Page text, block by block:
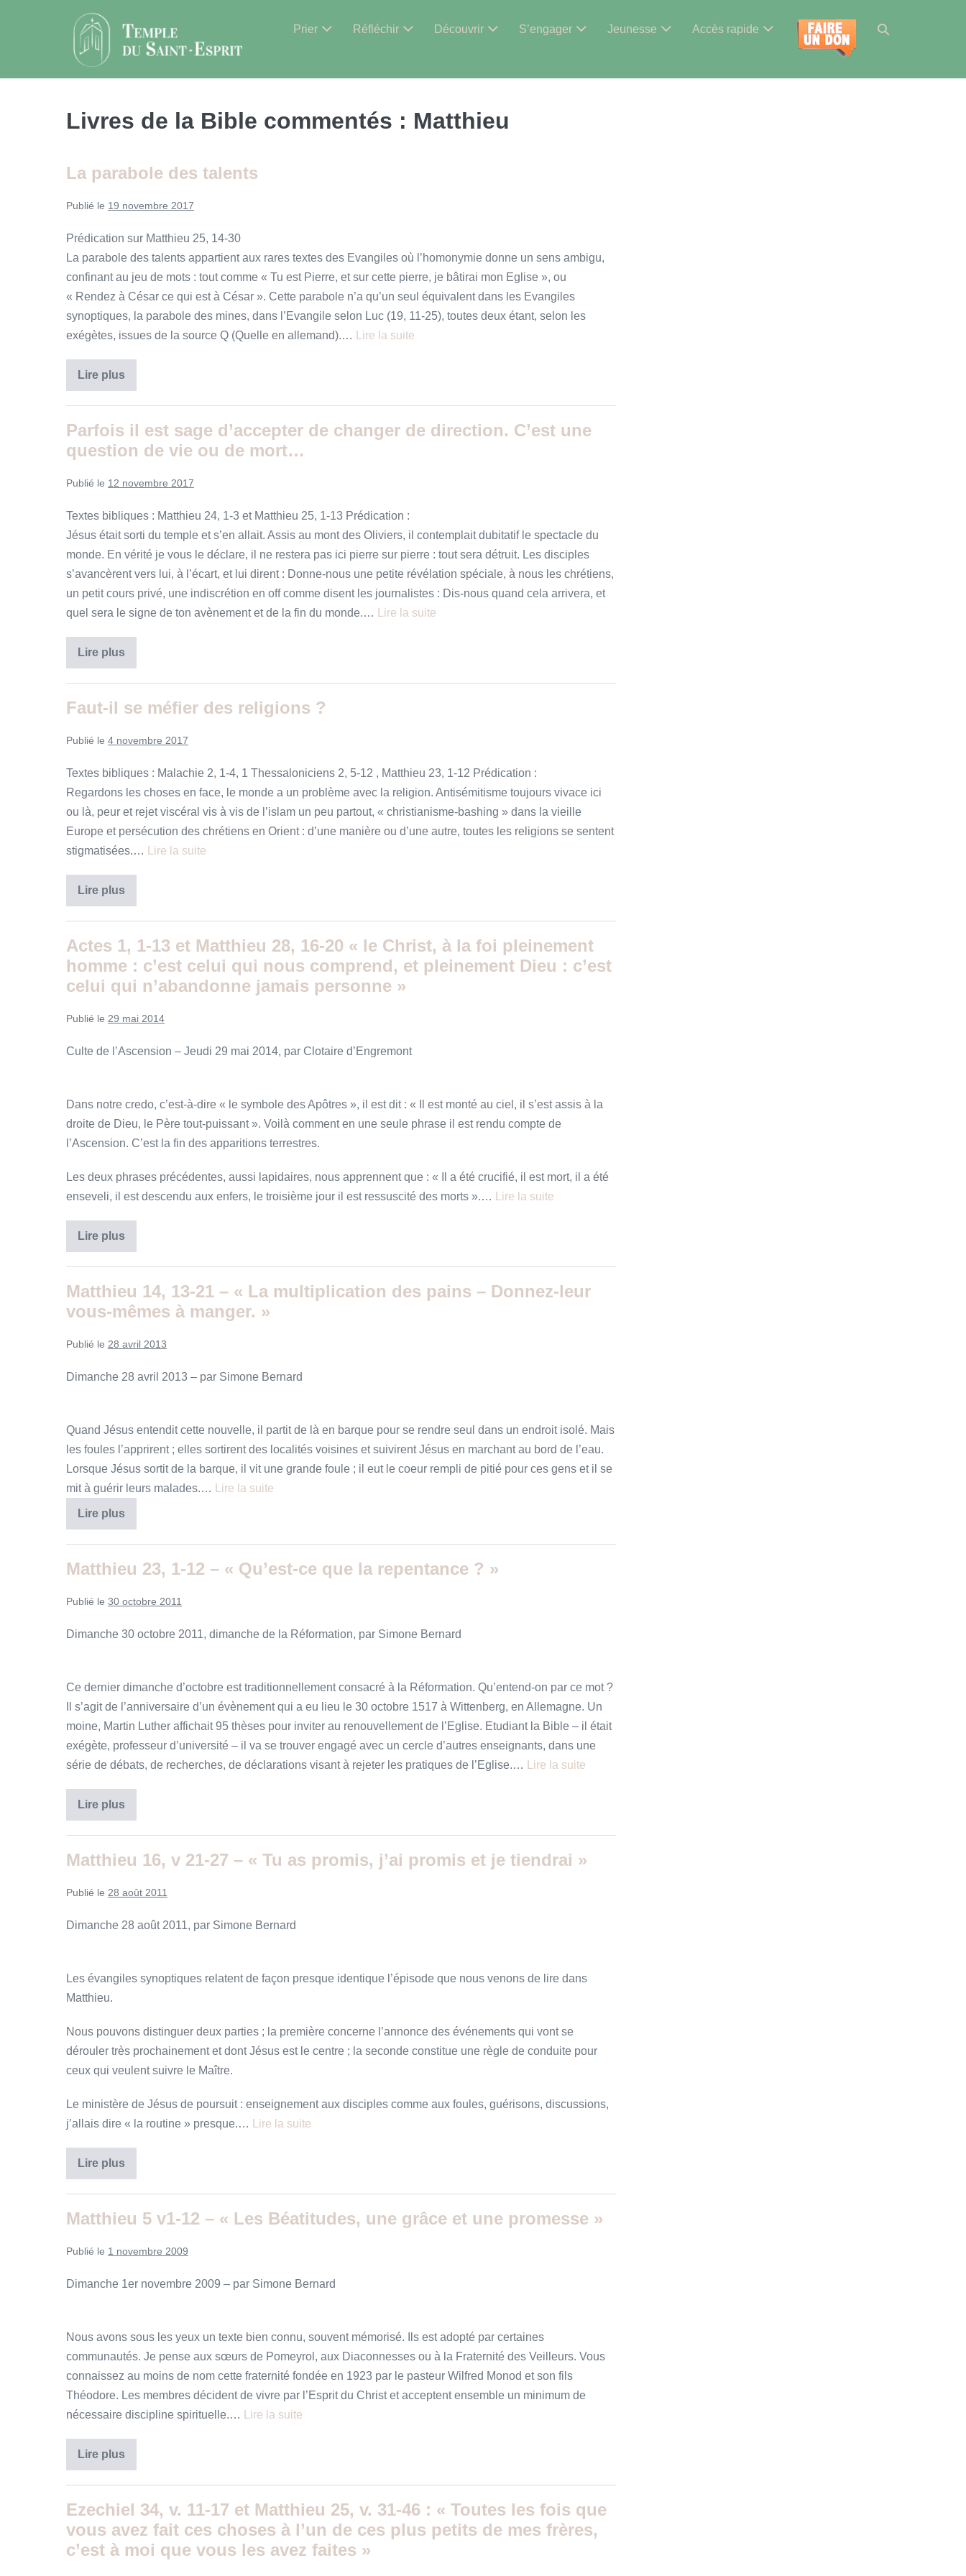
Prier Réfléchir Découvrir S’engager Jeunesse Accès rapide
Basculer
Livres de la Bible commentés : Matthieu
La parabole des talents
Publié le 19 novembre 2017
Prédication sur Matthieu 25, 14-30
La parabole des talents appartient aux rares textes des Evangiles où l’homonymie donne un sens ambigu,
confinant au jeu de mots : tout comme « Tu est Pierre, et sur cette pierre, je bâtirai mon Eglise », ou
« Rendez à César ce qui est à César ». Cette parabole n’a qu’un seul équivalent dans les Evangiles
synoptiques, la parabole des mines, dans l’Evangile selon Luc (19, 11-25), toutes deux étant, selon les
exégètes, issues de la source Q (Quelle en allemand).…
Lire la suite
Lire plusLa
talents
Parfois il est sage d’accepter de changer de direction. C’est une
question de vie ou de mort…
Publié le 12 novembre 2017
Textes bibliques : Matthieu 24, 1-3 et Matthieu 25, 1-13 Prédication :
Jésus était sorti du temple et s’en allait. Assis au mont des Oliviers, il contemplait dubitatif le spectacle du
monde. En vérité je vous le déclare, il ne restera pas ici pierre sur pierre : tout sera détruit. Les disciples
s’avancèrent vers lui, à l’écart, et lui dirent : Donne-nous une petite révélation spéciale, à nous les chrétiens,
un petit cours privé, une indiscrétion en off comme disent les journalistes : Dis-nous quand cela arrivera, et
quel sera le signe de ton avènement et de la fin du monde.…
Lire la suite
Lire plusParfois
sage
de
direction.
question
de
ou
mort…
Faut-il se méfier des religions ?
Publié le 4 novembre 2017
Textes bibliques : Malachie 2, 1-4, 1 Thessaloniciens 2, 5-12 , Matthieu 23, 1-12 Prédication :
Regardons les choses en face, le monde a un problème avec la religion. Antisémitisme toujours vivace ici
ou là, peur et rejet viscéral vis à vis de l’islam un peu partout, « christianisme-bashing » dans la vieille
Europe et persécution des chrétiens en Orient : d’une manière ou d’une autre, toutes les religions se sentent
stigmatisées.…
Lire la suite
Lire plusFaut-
méfier
religions
?
Actes 1, 1-13 et Matthieu 28, 16-20 « le Christ, à la foi pleinement
homme : c’est celui qui nous comprend, et pleinement Dieu : c’est
celui qui n’abandonne jamais personne »
Publié le 29 mai 2014
Culte de l’Ascension – Jeudi 29 mai 2014, par Clotaire d’Engremont
Dans notre credo, c’est-à-dire « le symbole des Apôtres », il est dit : « Il est monté au ciel, il s’est assis à la
droite de Dieu, le Père tout-puissant ». Voilà comment en une seule phrase il est rendu compte de
l’Ascension. C’est la fin des apparitions terrestres.
Les deux phrases précédentes, aussi lapidaires, nous apprennent que : « Il a été crucifié, il est mort, il a été
enseveli, il est descendu aux enfers, le troisième jour il est ressuscité des morts ».…
Lire la suite
Lire plusActes
13
Matthieu
28,
16-
le
à
la
:
c’est
celui
qui
nous
comprend,
et
c’est
qui
n’abandonne
personne
Matthieu 14, 13-21 – « La multiplication des pains – Donnez-leur
vous-mêmes à manger. »
Publié le 28 avril 2013
Dimanche 28 avril 2013 – par Simone Bernard
Quand Jésus entendit cette nouvelle, il partit de là en barque pour se rendre seul dans un endroit isolé. Mais
les foules l’apprirent ; elles sortirent des localités voisines et suivirent Jésus en marchant au bord de l’eau.
Lorsque Jésus sortit de la barque, il vit une grande foule ; il eut le coeur rempli de pitié pour ces gens et il se
mit à guérir leurs malades.…
Lire la suite
Lire plusMatthieu
21
«
des
–
Donnez-
à
»
Matthieu 23, 1-12 – « Qu’est-ce que la repentance ? »
Publié le 30 octobre 2011
Dimanche 30 octobre 2011, dimanche de la Réformation, par Simone Bernard
Ce dernier dimanche d’octobre est traditionnellement consacré à la Réformation. Qu’entend-on par ce mot ?
Il s’agit de l’anniversaire d’un évènement qui a eu lieu le 30 octobre 1517 à Wittenberg, en Allemagne. Un
moine, Martin Luther affichait 95 thèses pour inviter au renouvellement de l’Eglise. Etudiant la Bible – il était
exégète, professeur d’université – il va se trouver engagé avec un cercle d’autres enseignants, dans une
série de débats, de recherches, de déclarations visant à rejeter les pratiques de l’Eglise.…
Lire la suite
Lire plusMatthieu
12
«
Qu’est-
que
repentance
?
Matthieu 16, v 21-27 – « Tu as promis, j’ai promis et je tiendrai »
Publié le 28 août 2011
Dimanche 28 août 2011, par Simone Bernard
Les évangiles synoptiques relatent de façon presque identique l’épisode que nous venons de lire dans
Matthieu.
Nous pouvons distinguer deux parties ; la première concerne l’annonce des événements qui vont se
dérouler très prochainement et dont Jésus est le centre ; la seconde constitue une règle de conduite pour
ceux qui veulent suivre le Maître.
Le ministère de Jésus de poursuit : enseignement aux disciples comme aux foules, guérisons, discussions,
j’allais dire « la routine » presque.…
Lire la suite
Lire plusMatthieu
21-
–
as
j’ai
promis
»
Matthieu 5 v1-12 – « Les Béatitudes, une grâce et une promesse »
Publié le 1 novembre 2009
Dimanche 1er novembre 2009 – par Simone Bernard
Nous avons sous les yeux un texte bien connu, souvent mémorisé. Ils est adopté par certaines
communautés. Je pense aux sœurs de Pomeyrol, aux Diaconnesses ou à la Fraternité des Veilleurs. Vous
connaissez au moins de nom cette fraternité fondée en 1923 par le pasteur Wilfred Monod et son fils
Théodore. Les membres décident de vivre par l’Esprit du Christ et acceptent ensemble un minimum de
nécessaire discipline spirituelle.…
Lire la suite
Lire plusMatthieu
12
«
Béatitudes,
une
grâce
Ezechiel 34, v. 11-17 et Matthieu 25, v. 31-46 : « Toutes les fois que
vous avez fait ces choses à l’un de ces plus petits de mes frères,
c’est à moi que vous les avez faites »